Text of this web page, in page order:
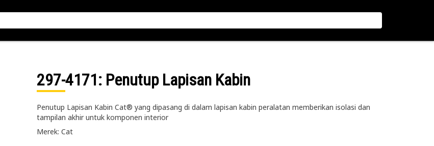
297-4171: Penutup Lapisan Kabin
Penutup Lapisan Kabin Cat® yang dipasang di dalam lapisan kabin peralatan memberikan isolasi dan
tampilan akhir untuk komponen interior
Merek: Cat